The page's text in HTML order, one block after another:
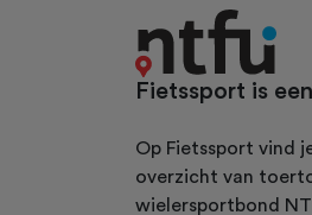
Fietssport is
Op Fietssport vind
overzicht van
wielersportbond